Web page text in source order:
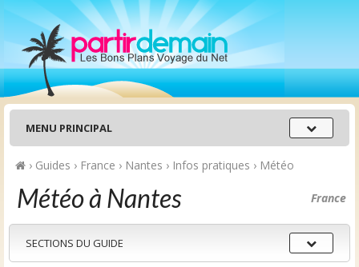
Menu
principal
MENU PRINCIPAL
› Guides › France › Nantes › Infos pratiques › Météo
France
Météo à Nantes
Sections
du
SECTIONS DU GUIDE